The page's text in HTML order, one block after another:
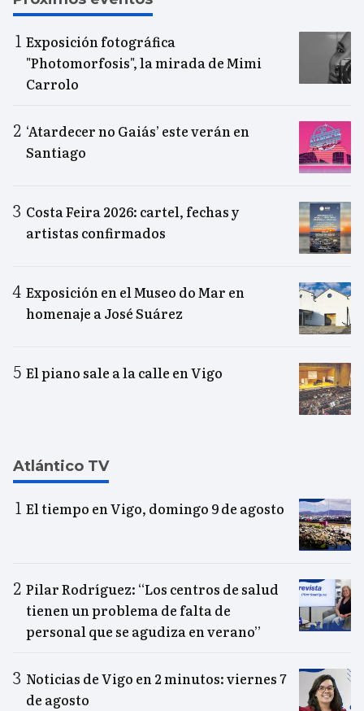
Exposición fotográfica
"Photomorfosis", la mirada de Mimi
Carrolo
‘Atardecer no Gaiás’ este verán en
Santiago
Costa Feira 2026: cartel, fechas y
artistas confirmados
Exposición en el Museo do Mar en
homenaje a José Suárez
El piano sale a la calle en Vigo
Atlántico TV
El tiempo en Vigo, domingo 9 de agosto
Pilar Rodríguez: “Los centros de salud
tienen un problema de falta de
personal que se agudiza en verano”
Noticias de Vigo en 2 minutos: viernes 7
de agosto